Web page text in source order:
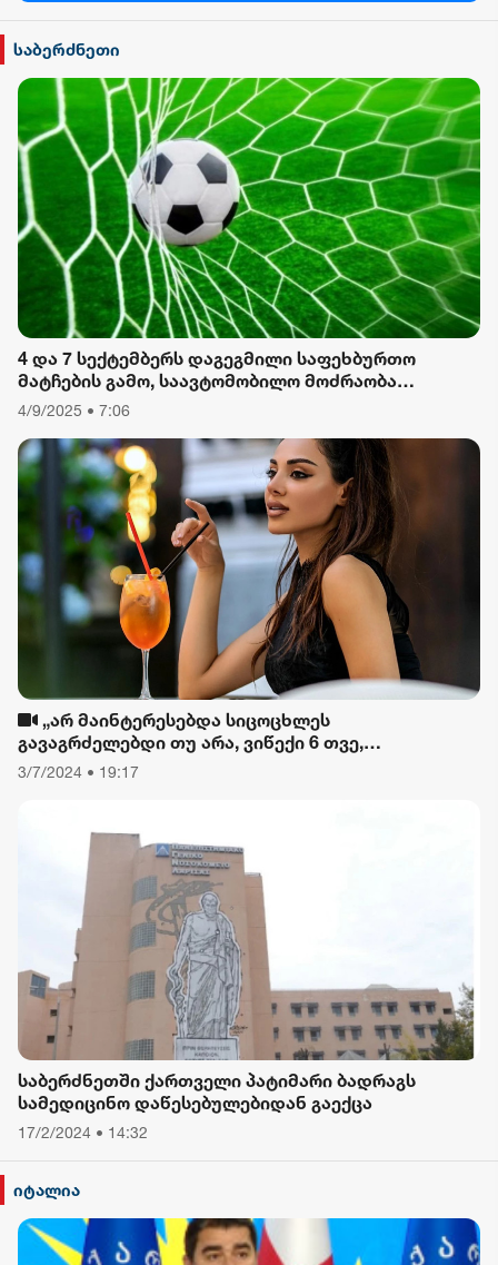
სილქ უნივერსალი
TV პირველი
ფორმულა
რიონი
საბერძნეთი
4 და 7 სექტემბერს დაგეგმილი საფეხბურთო
მატჩების გამო, საავტომობილო მოძრაობა
შეიზღუდება
4/9/2025 • 7:06
„არ მაინტერესებდა სიცოცხლეს
გავაგრძელებდი თუ არა, ვიწექი 6 თვე,
დავიწყებული მქონდა კვება, ფიზიკური მოძრაობა“
3/7/2024 • 19:17
საბერძნეთში ქართველი პატიმარი ბადრაგს
სამედიცინო დაწესებულებიდან გაექცა
17/2/2024 • 14:32
იტალია